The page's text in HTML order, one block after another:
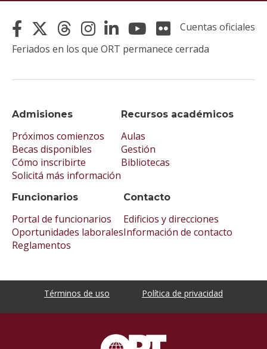
Admisiones
Próximos comienzos
Becas disponibles
Cómo inscribirte
Solicitá más información
Recursos académicos
Aulas
Gestión
Bibliotecas
Funcionarios
Portal de funcionarios
Oportunidades laborales
Reglamentos
Contacto
Edificios y direcciones
Información de contacto
Cuentas oficiales
Feriados en los que ORT permanece cerrada
Términos de uso Política de privacidad